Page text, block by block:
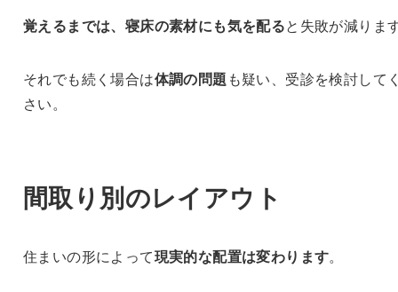
覚えるまでは、寝床の素材にも気を配ると失敗が減りま
それでも続く場合は体調の問題 も疑い、受診を検討して
さい。
間取り別のレイアウト
住まいの形によって現実的な配置は変わります。